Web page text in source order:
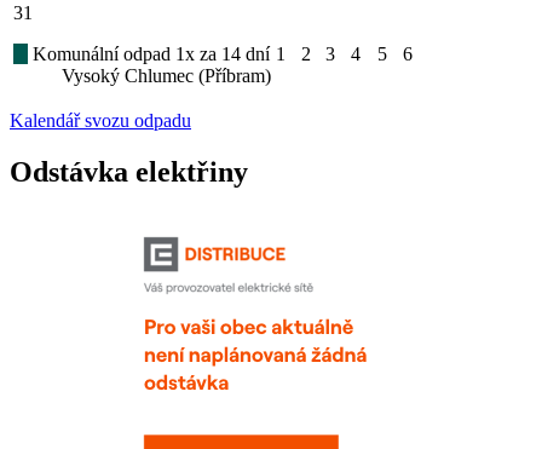
31
Komunální odpad 1x za 14 dní
Vysoký Chlumec (Příbram)
1 2 3 4 5 6
Kalendář svozu odpadu
Odstávka elektřiny